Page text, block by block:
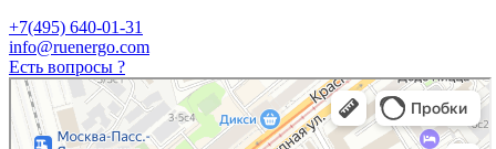
+7(495) 640-01-31
info@ruenergo.com
Есть вопросы ?